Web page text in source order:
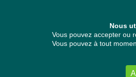
Nous
Vous pouvez accepter ou
Vous pouvez à tout